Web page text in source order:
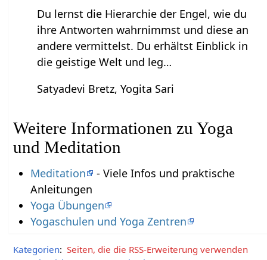
Du lernst die Hierarchie der Engel, wie du
ihre Antworten wahrnimmst und diese an
andere vermittelst. Du erhältst Einblick in
die geistige Welt und leg…
Satyadevi Bretz, Yogita Sari
Weitere Informationen zu Yoga
und Meditation
Meditation
- Viele Infos und praktische
Anleitungen
Yoga Übungen
Yogaschulen und Yoga Zentren
Kategorien: Seiten, die die RSS-Erweiterung verwenden